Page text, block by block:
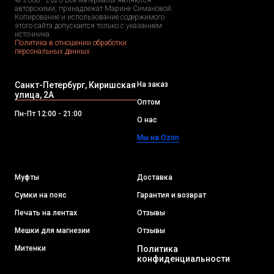
авторскими, принадлежат Марине Симановой.
Копирование и использование содержимого
этого сайта допускается только с указанием
источника.
Политика в отношении обработки
персональных данных
Санкт-Петербург, Киришская
улица, 2А
Пн-Пт 12:00 - 21:00
На заказ
Оптом
О нас
Мы на Ozon
Муфты
Сумки на пояс
Печать на лентах
Мешки для магнезии
Митенки
Доставка
Гарантия и возврат
Отзывы
Отзывы
Политика
конфиденциальности